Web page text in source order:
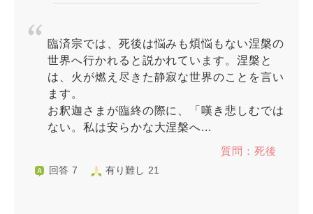
臨済宗では、死後は悩みも煩悩もない涅槃の
世界へ行かれると説かれています。涅槃と
は、火が燃え尽きた静寂な世界のことを言い
ます。
お釈迦さまが臨終の際に、「嘆き悲しむでは
ない。私は安らかな大涅槃へ...
質問：死後
回答 7 有り難し 21